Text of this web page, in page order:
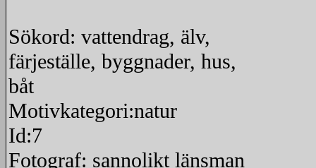
Sökord: vattendrag, älv,
färjeställe, byggnader, hus,
båt
Motivkategori:natur
Id:7
Fotograf: sannolikt länsman